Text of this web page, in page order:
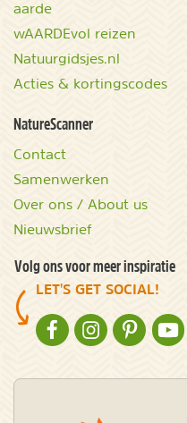
aarde
wAARDEvol reizen
Natuurgidsjes.nl
Acties & kortingscodes
NatureScanner
Contact
Samenwerken
Over ons / About us
Nieuwsbrief
Volg ons voor meer inspiratie
LET'S GET SOCIAL!
NATURESCANNER OP